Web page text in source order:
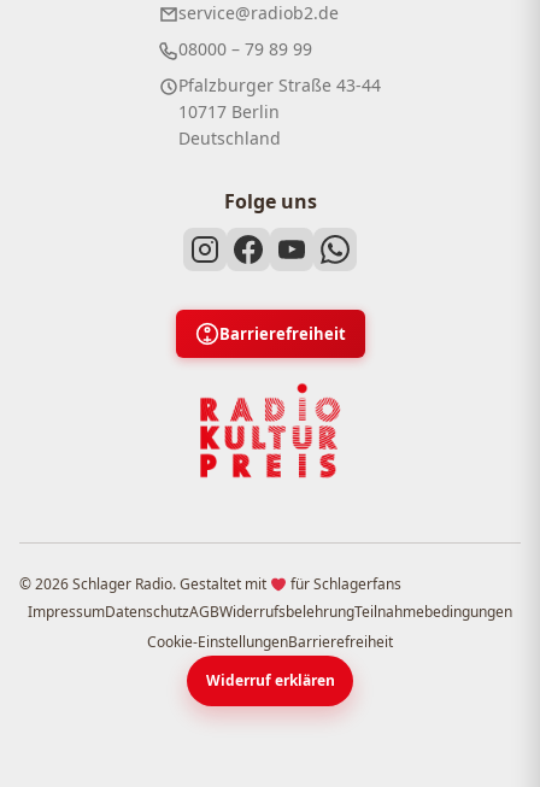
service@radiob2.de
08000 – 79 89 99
Pfalzburger Straße 43-44
10717 Berlin
Deutschland
Folge uns
Barrierefreiheit
© 2026 Schlager Radio. Gestaltet mit
für Schlagerfans
ImpressumDatenschutzAGBWiderrufsbelehrungTeilnahmebedingungen
Cookie-EinstellungenBarrierefreiheit
Widerruf erklären